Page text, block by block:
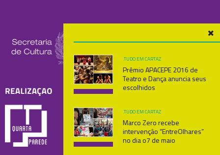
.TUDO EM CARTAZ
Prêmio APACEPE 2016 de
Teatro e Dança anuncia seus
escolhidos
.TUDO EM CARTAZ
Marco Zero recebe
intervenção “EntreOlhares”
no dia o7 de maio